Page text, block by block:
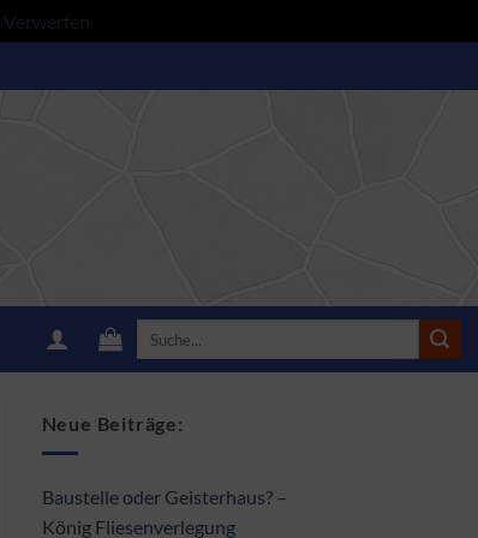
Verwerfen
Neue Beiträge:
Baustelle oder Geisterhaus? –
König Fliesenverlegung